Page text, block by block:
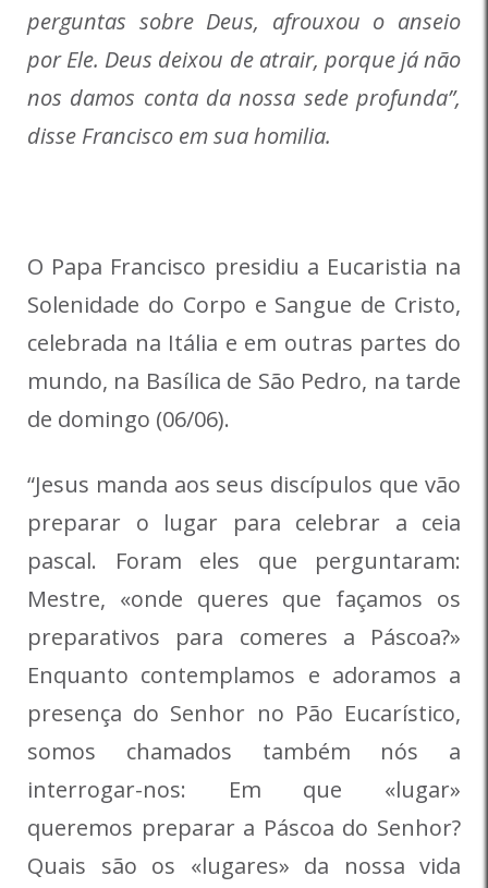
perguntas sobre Deus, afrouxou o anseio
por Ele. Deus deixou de atrair, porque já não
nos damos conta da nossa sede profunda”,
disse Francisco em sua homilia.
O Papa Francisco presidiu a Eucaristia na
Solenidade do Corpo e Sangue de Cristo,
celebrada na Itália e em outras partes do
mundo, na Basílica de São Pedro, na tarde
de domingo (06/06).
“Jesus manda aos seus discípulos que vão
preparar o lugar para celebrar a ceia
pascal. Foram eles que perguntaram:
Mestre, «onde queres que façamos os
preparativos para comeres a Páscoa?»
Enquanto contemplamos e adoramos a
presença do Senhor no Pão Eucarístico,
somos chamados também nós a
interrogar-nos: Em que «lugar»
queremos preparar a Páscoa do Senhor?
Quais são os «lugares» da nossa vida